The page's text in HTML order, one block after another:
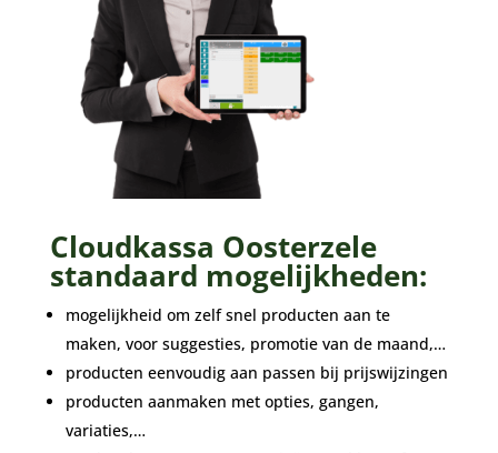
Cloudkassa Oosterzele
standaard mogelijkheden:
mogelijkheid om zelf snel producten aan te
maken, voor suggesties, promotie van de maand,…
producten eenvoudig aan passen bij prijswijzingen
producten aanmaken met opties, gangen,
variaties,…